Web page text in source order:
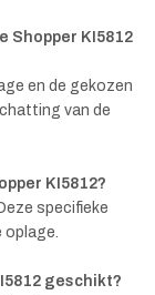
Shopper KI5812
en de gekozen
van de
KI5812?
specifieke
geschikt?